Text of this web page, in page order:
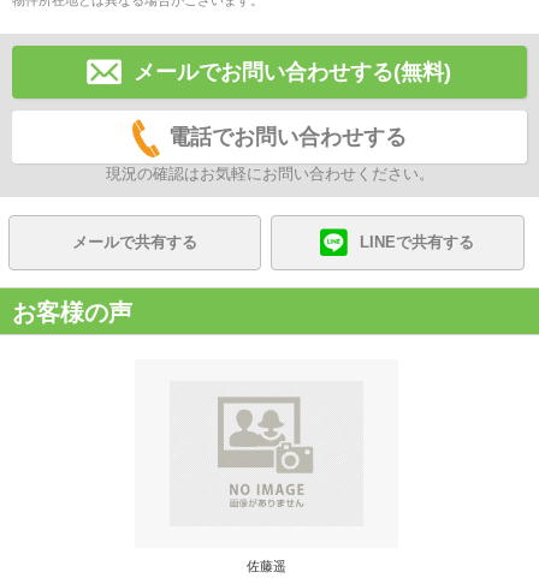
メールでお問い合わせする(無料)
電話でお問い合わせする
現況の確認はお気軽にお問い合わせください。
メールで共有する LINEで共有する
お客様の声
佐藤遥